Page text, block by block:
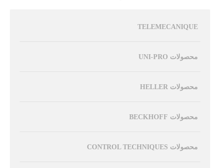
TELEMECANIQUE
محصولات UNI-PRO
محصولات HELLER
محصولات BECKHOFF
محصولات CONTROL TECHNIQUES